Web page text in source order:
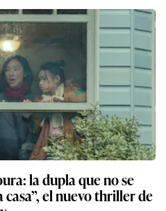
la dupla que no se
el nuevo thriller de